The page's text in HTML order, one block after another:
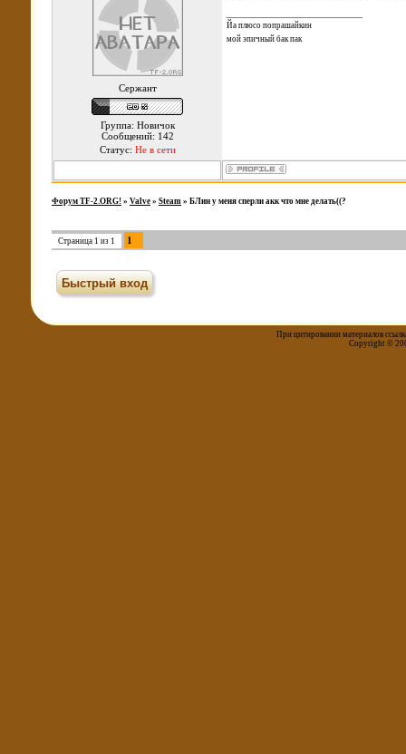
Сержант
Группа: Новичок
Сообщений: 142
Статус: Не в сети
Йа плюсо попрашайкин
мой эпичный бак пак
Форум TF-2.ORG! » Valve » Steam » БЛин у меня сперли акк что мне делать((?
Страница 1 из 1 1
При цитировании материалов
Copyright ©